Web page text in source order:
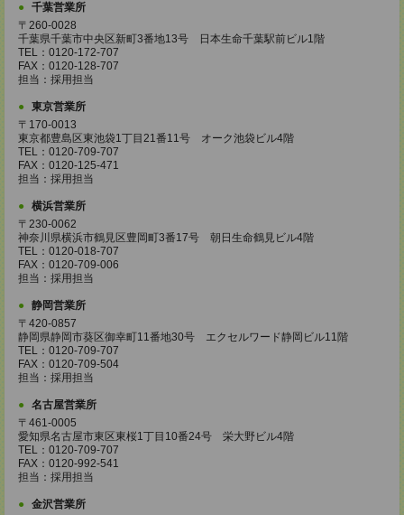
千葉営業所
〒260-0028
千葉県千葉市中央区新町3番地13号 日本生命千葉駅前ビル1階
TEL：0120-172-707
FAX：0120-128-707
担当：採用担当
東京営業所
〒170-0013
東京都豊島区東池袋1丁目21番11号 オーク池袋ビル4階
TEL：0120-709-707
FAX：0120-125-471
担当：採用担当
横浜営業所
〒230-0062
神奈川県横浜市鶴見区豊岡町3番17号 朝日生命鶴見ビル4階
TEL：0120-018-707
FAX：0120-709-006
担当：採用担当
静岡営業所
〒420-0857
静岡県静岡市葵区御幸町11番地30号 エクセルワード静岡ビル11階
TEL：0120-709-707
FAX：0120-709-504
担当：採用担当
名古屋営業所
〒461-0005
愛知県名古屋市東区東桜1丁目10番24号 栄大野ビル4階
TEL：0120-709-707
FAX：0120-992-541
担当：採用担当
金沢営業所